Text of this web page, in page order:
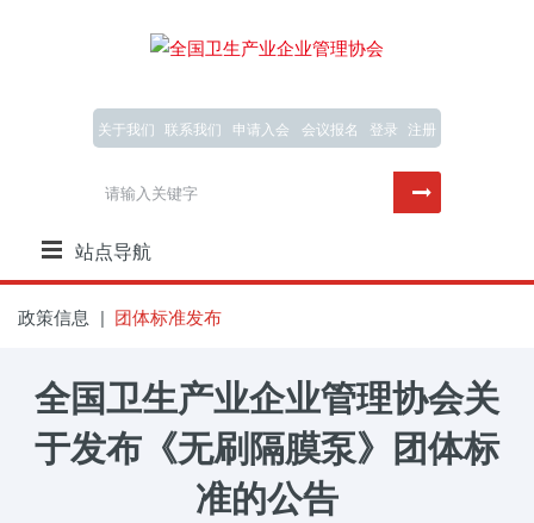
关于我们 联系我们 申请入会 会议报名 登录 注册
站点导航
政策信息 团体标准发布
全国卫生产业企业管理协会关
于发布《无刷隔膜泵》团体标
准的公告